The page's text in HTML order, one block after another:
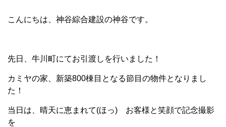
こんにちは、神谷綜合建設の神谷です。
先日、牛川町にてお引渡しを行いました！
カミヤの家、新築800棟目となる節目の物件となりまし
た！
当日は、晴天に恵まれて(ほっ) お客様と笑顔で記念撮影
を